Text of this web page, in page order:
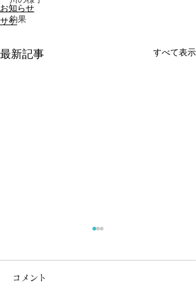
釣果
お知らせ
サケ
最新記事 すべて表示
マス釣果報告集計結果です。
コメント